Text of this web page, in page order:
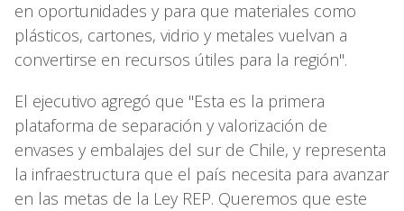
en oportunidades y para que materiales como
plásticos, cartones, vidrio y metales vuelvan a
convertirse en recursos útiles para la región".
El ejecutivo agregó que "Esta es la primera
plataforma de separación y valorización de
envases y embalajes del sur de Chile, y representa
la infraestructura que el país necesita para avanzar
en las metas de la Ley REP. Queremos que este